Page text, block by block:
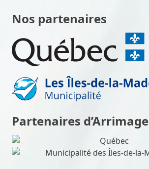
Nos partenaires
Partenaires d’Arrimage